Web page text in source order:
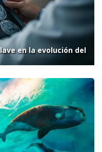
en la evolución del